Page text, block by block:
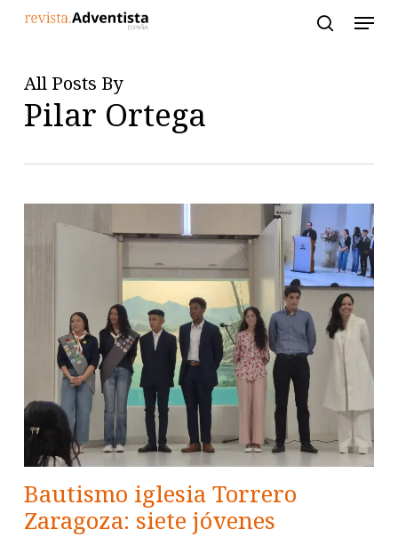
contentAll Posts By
Pilar Ortega
Bautismo iglesia Torrero
Zaragoza: siete jóvenes